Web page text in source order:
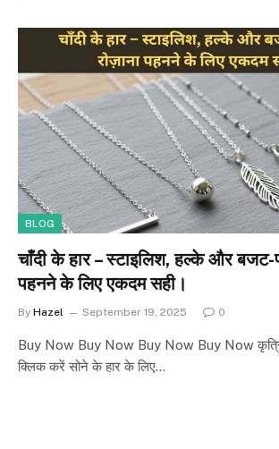
BLOG
चाँदी के हार – स्टाइलिश, हल्के और बजट-
पहनने के लिए एकदम सही।
By Hazel September 19, 2025 0
Buy Now Buy Now Buy Now Buy Now
क्लिक करें सोने के हार के लिए…